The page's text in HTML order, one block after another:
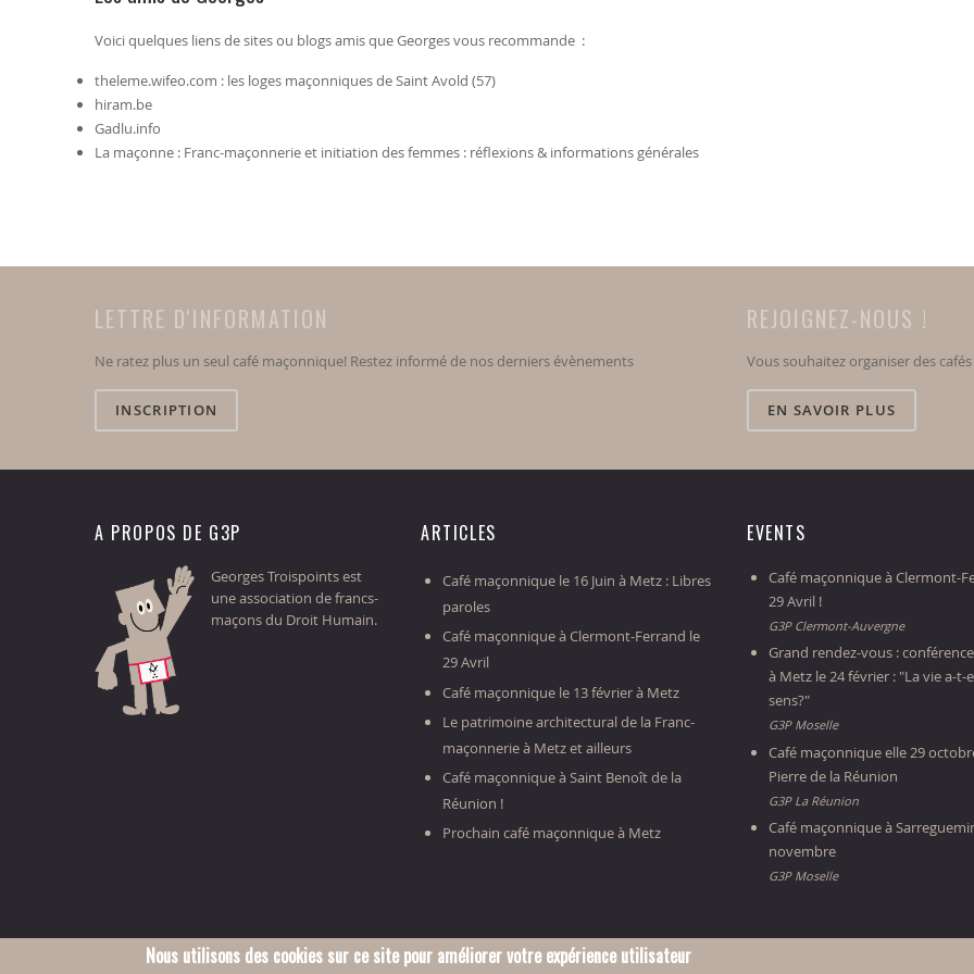
Voici quelques liens de sites ou blogs amis que Georges vous recommande :
theleme.wifeo.com : les loges maçonniques de Saint Avold (57)
hiram.be
Gadlu.info
La maçonne : Franc-maçonnerie et initiation des femmes : réflexions & informations générales
LETTRE D'INFORMATION
Ne ratez plus un seul café maçonnique! Restez informé de nos derniers évènements
INSCRIPTION
REJOIGNEZ-NOUS !
Vous souhaitez organiser des
EN SAVOIR PLUS
A PROPOS DE G3P
Georges Troispoints est
une association de francs-
maçons du Droit Humain.
ARTICLES
Café maçonnique le 16 Juin à Metz : Libres
paroles
Café maçonnique à Clermont-Ferrand le
29 Avril
Café maçonnique le 13 février à Metz
Le patrimoine architectural de la Franc-
maçonnerie à Metz et ailleurs
Café maçonnique à Saint Benoît de la
Réunion !
Prochain café maçonnique à Metz
EVENTS
Café maçonnique à Clermont-
29 Avril !
G3P Clermont-Auvergne
Grand rendez-vous :
à Metz le 24 février : "La vie a-t-
sens?"
G3P Moselle
Café maçonnique elle 29
Pierre de la Réunion
G3P La Réunion
Café maçonnique à
novembre
G3P Moselle
© 2016 Association Georges-Troispoints.
Nous utilisons des cookies sur ce site pour améliorer votre expérience utilisateur